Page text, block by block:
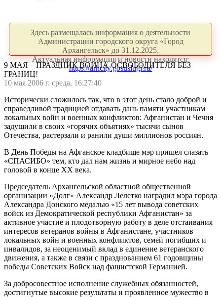
Здесь размещалась информация о деятельности
Администрации городского округа «Город
Архангельск» до 31.12.2025.
Актуальная информация и новости находятся:
https://arhcity.gosuslugi.ru/
9 МАЯ – ПРАЗДНИК ВОИНА-ОСВОБОДИТЕЛЯ БЕЗ
ГРАНИЦ!
10 мая 2006 г. среда, 16:27:40
Исторически сложилось так, что в этот день стало доброй и
справедливой традицией отдавать дань памяти участникам
локальных войн и военных конфликтов: Афганистан и Чечня
задушили в своих «горячих объятиях» тысячи сынов
Отечества, растерзали и ранили души миллионов россиян.
В День Победы на Афганское кладбище мэр пришел слазать
«СПАСИБО» тем, кто дал нам жизнь и мирное небо над
головой в конце ХХ века.
Председатель Архангельской областной общественной
организации «Долг» Александр Лелетко наградил мэра города
Александра Донского медалью «15 лет вывода советских
войск из Демократической республики Афганистан» за
активное участие и плодотворную работу в деле отстаивания
интересов ветеранов войны в Афганистане, участников
локальных войн и военных конфликтов, семей погибших и
инвалидов, за неоценимый вклад в единение ветеранского
движения, а также в связи с празднованием 61 годовщины
победы Советских Войск над фашистской Германией.
За добросовестное исполнение служебных обязанностей,
достигнутые высокие результаты и проявленное мужество в